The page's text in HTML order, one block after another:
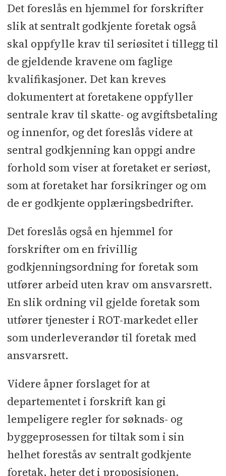
Det foreslås en hjemmel for forskrifter
slik at sentralt godkjente foretak også
skal oppfylle krav til seriøsitet i tillegg til
de gjeldende kravene om faglige
kvalifikasjoner. Det kan kreves
dokumentert at foretakene oppfyller
sentrale krav til skatte- og avgiftsbetaling
og innenfor, og det foreslås videre at
sentral godkjenning kan oppgi andre
forhold som viser at foretaket er seriøst,
som at foretaket har forsikringer og om
de er godkjente opplæringsbedrifter.
Det foreslås også en hjemmel for
forskrifter om en frivillig
godkjenningsordning for foretak som
utfører arbeid uten krav om ansvarsrett.
En slik ordning vil gjelde foretak som
utfører tjenester i ROT-markedet eller
som underleverandør til foretak med
ansvarsrett.
Videre åpner forslaget for at
departementet i forskrift kan gi
lempeligere regler for søknads- og
byggeprosessen for tiltak som i sin
helhet forestås av sentralt godkjente
foretak, heter det i proposisjonen.